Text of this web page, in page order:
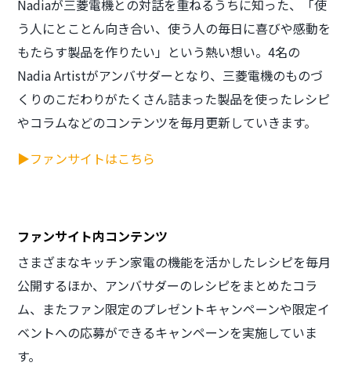
Nadiaが三菱電機との対話を重ねるうちに知った、「使
う人にとことん向き合い、使う人の毎日に喜びや感動を
もたらす製品を作りたい」という熱い想い。4名の
Nadia Artistがアンバサダーとなり、三菱電機のものづ
くりのこだわりがたくさん詰まった製品を使ったレシピ
やコラムなどのコンテンツを毎月更新していきます。
▶ファンサイトはこちら
ファンサイト内コンテンツ
さまざまなキッチン家電の機能を活かしたレシピを毎月
公開するほか、アンバサダーのレシピをまとめたコラ
ム、またファン限定のプレゼントキャンペーンや限定イ
ベントへの応募ができるキャンペーンを実施していま
す。